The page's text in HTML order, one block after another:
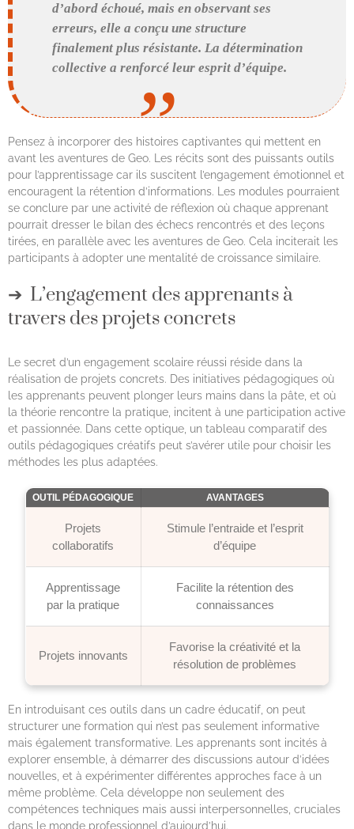
d’abord échoué, mais en observant ses
erreurs, elle a conçu une structure
finalement plus résistante. La détermination
collective a renforcé leur esprit d’équipe.
Pensez à incorporer des histoires captivantes qui mettent en
avant les aventures de Geo. Les récits sont des puissants outils
pour l’apprentissage car ils suscitent l’engagement émotionnel et
encouragent la rétention d’informations. Les modules pourraient
se conclure par une activité de réflexion où chaque apprenant
pourrait dresser le bilan des échecs rencontrés et des leçons
tirées, en parallèle avec les aventures de Geo. Cela inciterait les
participants à adopter une mentalité de croissance similaire.
L’engagement des apprenants à
travers des projets concrets
Le secret d’un engagement scolaire réussi réside dans la
réalisation de projets concrets. Des initiatives pédagogiques où
les apprenants peuvent plonger leurs mains dans la pâte, et où
la théorie rencontre la pratique, incitent à une participation active
et passionnée. Dans cette optique, un tableau comparatif des
outils pédagogiques créatifs peut s’avérer utile pour choisir les
méthodes les plus adaptées.
OUTIL PÉDAGOGIQUE AVANTAGES
Projets
collaboratifs
Stimule l’entraide et l’esprit
d’équipe
Apprentissage
par la pratique
Facilite la rétention des
connaissances
Projets innovants
Favorise la créativité et la
résolution de problèmes
En introduisant ces outils dans un cadre éducatif, on peut
structurer une formation qui n’est pas seulement informative
mais également transformative. Les apprenants sont incités à
explorer ensemble, à démarrer des discussions autour d’idées
nouvelles, et à expérimenter différentes approches face à un
même problème. Cela développe non seulement des
compétences techniques mais aussi interpersonnelles, cruciales
dans le monde professionnel d’aujourd’hui.